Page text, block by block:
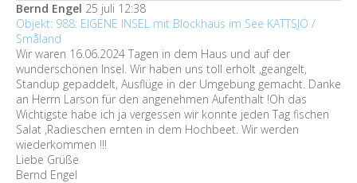
Bernd Engel 25 juli 12:38
Objekt: 988: EIGENE INSEL mit Blockhaus im See KATTSJÖ /
Småland
Wir waren 16.06.2024 Tagen in dem Haus und auf der
wunderschönen Insel. Wir haben uns toll erholt ,geangelt,
Standup gepaddelt, Ausflüge in der Umgebung gemacht. Danke
an Herrn Larson für den angenehmen Aufenthalt !Oh das
Wichtigste habe ich ja vergessen wir konnte jeden Tag fischen
Salat ,Radieschen ernten in dem Hochbeet. Wir werden
wiederkommen !!!
Liebe Grüße
Bernd Engel